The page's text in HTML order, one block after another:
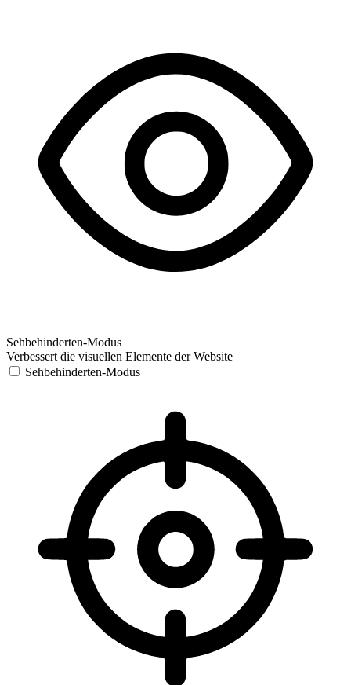
Sehbehinderten-Modus
Verbessert die visuellen Elemente der Website
Sehbehinderten-Modus